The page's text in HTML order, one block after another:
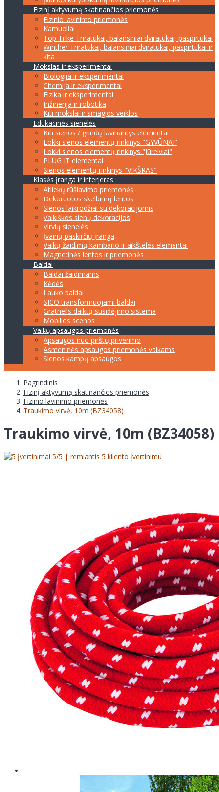
Fizinį aktyvumą skatinančios priemonės
Fizinio lavinimo priemonės
Kamuoliai
Top Trike Triratukai, balansiniai dviratukai, paspirtukai
Winther Triratukai, balansiniai dviratukai, paspirtukai ir
kita
Mokslas ir eksperimentai
Biologija ir eksperimentai
Chemija ir eksperimentai
Fizika ir eksperimentai
Inžinerija ir robotika
Kiti mokslai ir smagios veiklos
Edukacinės sienelės
Kiti sienos / grindų lavinantys elementai
Lokki sienos elementų rinkinys "GYVŪNAI"
Lokki sienos elementų rinkinys "Jūreiviai"
PLUG IT elementai
Sienos elementų rinkinys "VIKŠRAS"
Klasės įranga ir interjeras
Atliekų rūšiavimo priemonės
Dekoruotos skelbimų lentos
Sienos laikrodžiai su dekoracijomis
Vaikiškos sienų dekoracijos
Virvių sienelės
Įvairių paskirčių įranga
Vaikų žaidimų kambario ir aikštelės elementai
Magnetinės lentos ir priemonės
Baldai
Baldai žaidimams
Kėdės
Lauko baldai
SICO transformuojami baldai
Gratnells daiktų susidėjimo sistema
Mobilios scenos
Vaikų apsaugos priemonės
Apsaugos nuo pirštų privėrimo
Asmeninės apsaugos priemonės vaikams
Sienos kampų apsaugos
Pagrindinis
Fizinį aktyvumą skatinančios priemonės
Fizinio lavinimo priemonės
Traukimo virvė, 10m (BZ34058)
Traukimo virvė, 10m (BZ34058)
5/5 | remiantis 5 kliento įvertinimu